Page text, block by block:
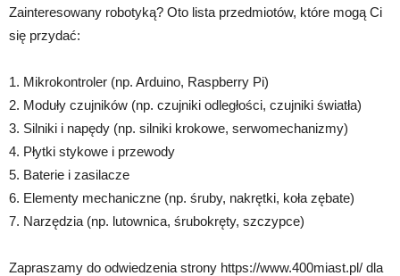
Zainteresowany robotyką? Oto lista przedmiotów, które mogą Ci
się przydać:
1. Mikrokontroler (np. Arduino, Raspberry Pi)
2. Moduły czujników (np. czujniki odległości, czujniki światła)
3. Silniki i napędy (np. silniki krokowe, serwomechanizmy)
4. Płytki stykowe i przewody
5. Baterie i zasilacze
6. Elementy mechaniczne (np. śruby, nakrętki, koła zębate)
7. Narzędzia (np. lutownica, śrubokręty, szczypce)
Zapraszamy do odwiedzenia strony https://www.400miast.pl/ dla